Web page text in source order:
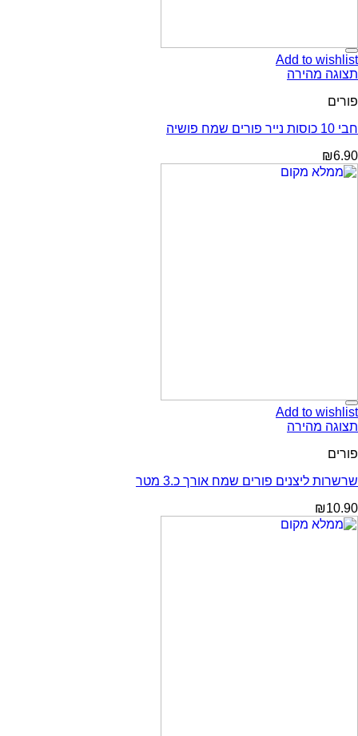
Add to wishlist
תצוגה מהירה
פורים
חבי 10 כוסות נייר פורים שמח פושיה
₪6.90
Add to wishlist
תצוגה מהירה
פורים
שרשרות ליצנים פורים שמח אורך כ.3 מטר
₪10.90